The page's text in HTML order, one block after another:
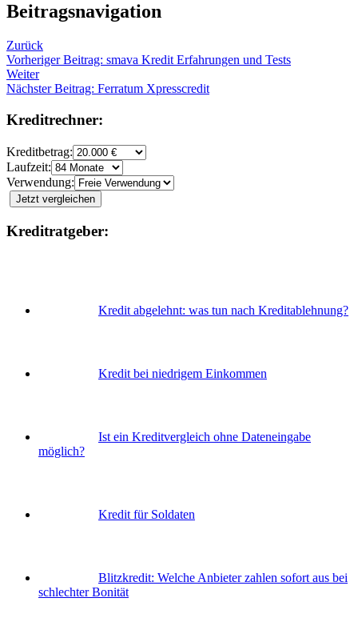
Beitragsnavigation
Zurück
Vorheriger Beitrag: smava Kredit Erfahrungen und Tests
Weiter
Nächster Beitrag: Ferratum Xpresscredit
Kreditrechner:
Kreditbetrag:
Laufzeit:
Verwendung:
Jetzt vergleichen
Kreditratgeber:
Kredit abgelehnt: was tun nach Kreditablehnung?
Kredit bei niedrigem Einkommen
Ist ein Kreditvergleich ohne Dateneingabe
möglich?
Kredit für Soldaten
Blitzkredit: Welche Anbieter zahlen sofort aus bei
schlechter Bonität